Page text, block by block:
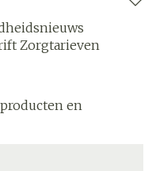
Zorgtarieven
en